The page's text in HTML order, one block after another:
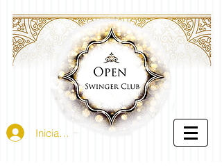
Iniciar sesión